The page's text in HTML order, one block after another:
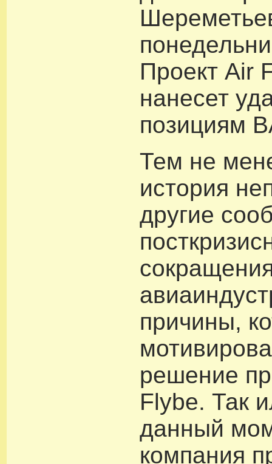
Проект Air
нанесет
позициям
Тем не
история
другие
причины,
решение
Flybe. Так
данный
компания